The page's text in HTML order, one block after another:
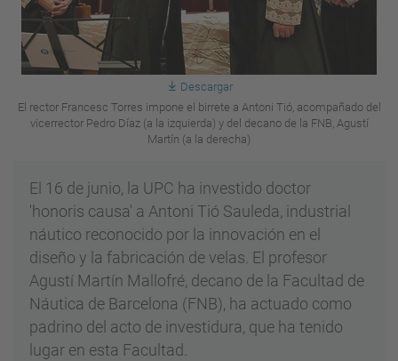
Descargar
El rector Francesc Torres impone el birrete a Antoni Tió, acompañado del
vicerrector Pedro Díaz (a la izquierda) y del decano de la FNB, Agustí
Martín (a la derecha)
El 16 de junio, la UPC ha investido doctor
'honoris causa' a Antoni Tió Sauleda, industrial
náutico reconocido por la innovación en el
diseño y la fabricación de velas. El profesor
Agustí Martín Mallofré, decano de la Facultad de
Náutica de Barcelona (FNB), ha actuado como
padrino del acto de investidura, que ha tenido
lugar en esta Facultad.